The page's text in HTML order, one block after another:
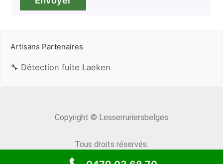
Artisans Partenaires
🔧 Détection fuite Laeken
Copyright © Lesserruriersbelges
Tous droits réservés.